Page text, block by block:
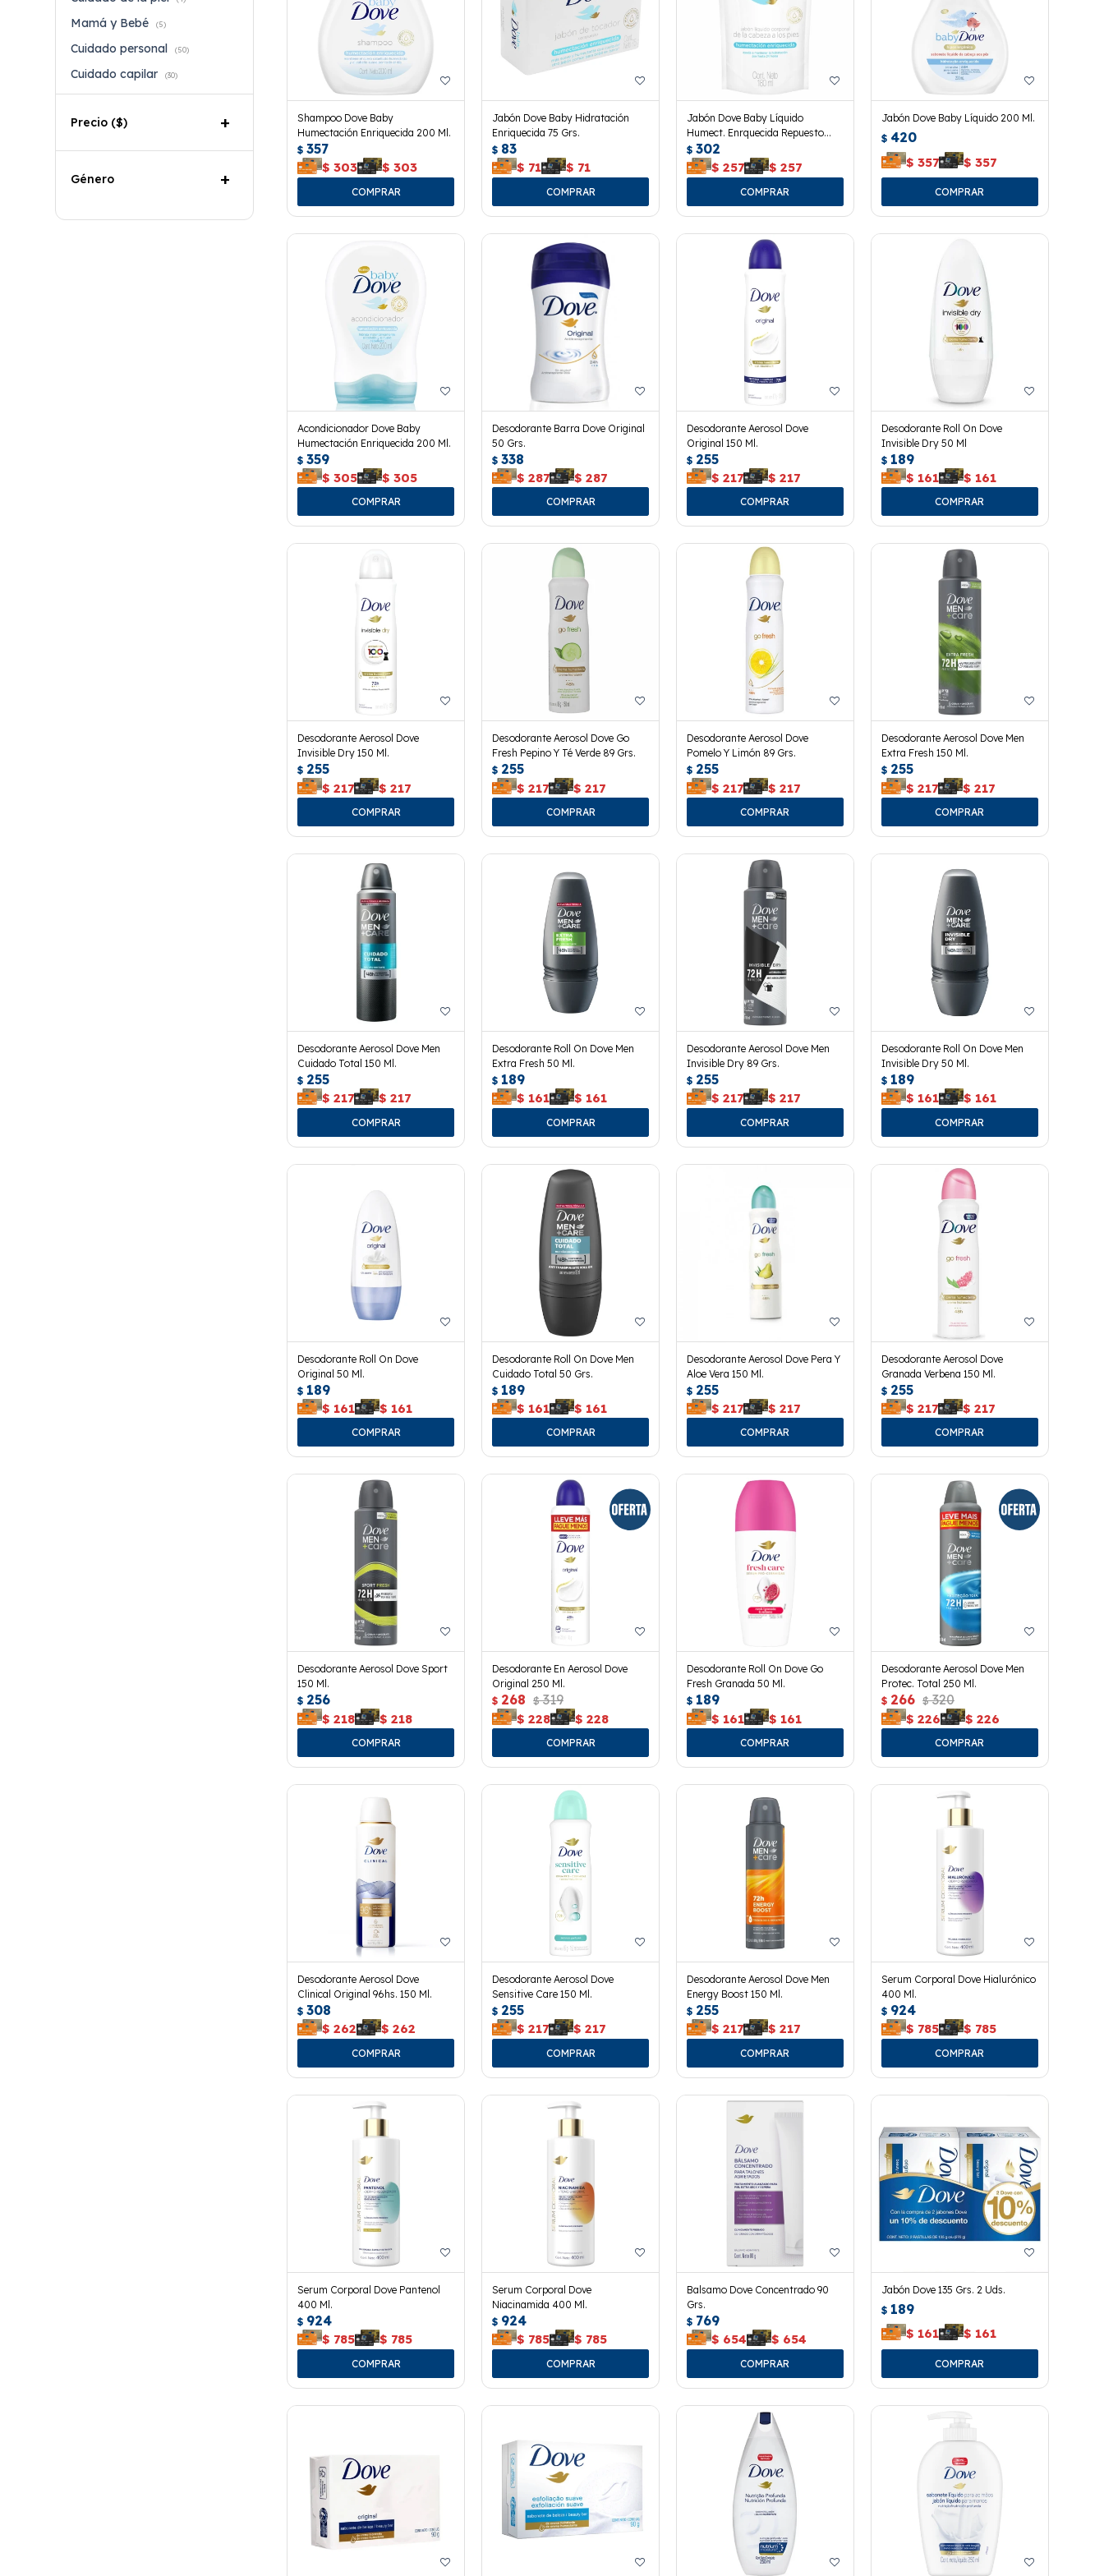
Shampoo Dove Baby
Humectación Enriquecida 200 Ml.
$ 357
$ 303 $ 303
Jabón Dove Baby Hidratación
Enriquecida 75 Grs.
$ 83
$ 71 $ 71
Jabón Dove Baby Líquido
Humect. Enrquecida Repuesto
180 Ml.
$ 302
$ 257 $ 257
Jabón Dove Baby Líquido 200 Ml.
$ 420
$ 357 $ 357
Acondicionador Dove Baby
Humectación Enriquecida 200 Ml.
$ 359
$ 305 $ 305
Desodorante Barra Dove Original
50 Grs.
$ 338
$ 287 $ 287
Desodorante Aerosol Dove
Original 150 Ml.
$ 255
$ 217 $ 217
Desodorante Roll On Dove
Invisible Dry 50 Ml
$ 189
$ 161 $ 161
Desodorante Aerosol Dove
Invisible Dry 150 Ml.
$ 255
$ 217 $ 217
Desodorante Aerosol Dove Go
Fresh Pepino Y Té Verde 89 Grs.
$ 255
$ 217 $ 217
Desodorante Aerosol Dove
Pomelo Y Limón 89 Grs.
$ 255
$ 217 $ 217
Desodorante Aerosol Dove Men
Extra Fresh 150 Ml.
$ 255
$ 217 $ 217
Desodorante Aerosol Dove Men
Cuidado Total 150 Ml.
$ 255
$ 217 $ 217
Desodorante Roll On Dove Men
Extra Fresh 50 Ml.
$ 189
$ 161 $ 161
Desodorante Aerosol Dove Men
Invisible Dry 89 Grs.
$ 255
$ 217 $ 217
Desodorante Roll On Dove Men
Invisible Dry 50 Ml.
$ 189
$ 161 $ 161
Desodorante Roll On Dove
Original 50 Ml.
$ 189
$ 161 $ 161
Desodorante Roll On Dove Men
Cuidado Total 50 Grs.
$ 189
$ 161 $ 161
Desodorante Aerosol Dove Pera Y
Aloe Vera 150 Ml.
$ 255
$ 217 $ 217
Desodorante Aerosol Dove
Granada Verbena 150 Ml.
$ 255
$ 217 $ 217
Desodorante Aerosol Dove Sport
150 Ml.
$ 256
$ 218 $ 218
Desodorante En Aerosol Dove
Original 250 Ml.
$ 268 $ 319
$ 228 $ 228
Desodorante Roll On Dove Go
Fresh Granada 50 Ml.
$ 189
$ 161 $ 161
Desodorante Aerosol Dove Men
Protec. Total 250 Ml.
$ 266 $ 320
$ 226 $ 226
Desodorante Aerosol Dove
Clinical Original 96hs. 150 Ml.
$ 308
$ 262 $ 262
Desodorante Aerosol Dove
Sensitive Care 150 Ml.
$ 255
$ 217 $ 217
Desodorante Aerosol Dove Men
Energy Boost 150 Ml.
$ 255
$ 217 $ 217
Serum Corporal Dove Hialurónico
400 Ml.
$ 924
$ 785 $ 785
Serum Corporal Dove Pantenol
400 Ml.
$ 924
$ 785 $ 785
Serum Corporal Dove
Niacinamida 400 Ml.
$ 924
$ 785 $ 785
Balsamo Dove Concentrado 90
Grs.
$ 769
$ 654 $ 654
Jabón Dove 135 Grs. 2 Uds.
$ 189
$ 161 $ 161
Mamá y Bebé (5)
Cuidado personal (50)
Cuidado capilar (30)
Precio ($)
Género